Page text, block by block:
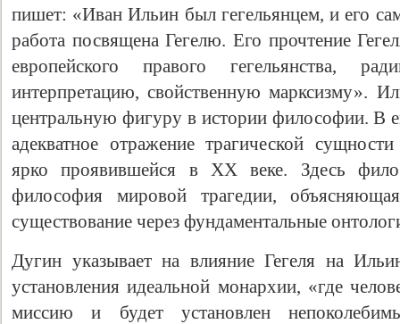
пишет: «Иван Ильин был гегельянцем, и его
работа посвящена Гегелю. Его прочтение
европейского правого гегельянства,
интерпретацию, свойственную марксизму».
центральную фигуру в истории философии. В
адекватное отражение трагической
ярко проявившейся в ХХ веке. Здесь
философия мировой трагедии, объясняющая
существование через фундаментальные
Дугин указывает на влияние Гегеля на
установления идеальной монархии, «где
миссию и будет установлен
Свидетельство